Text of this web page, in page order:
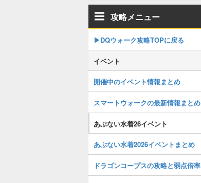
攻略メニュー
▶︎DQウォーク攻略TOPに戻る
イベント
開催中のイベント情報まとめ
スマートウォークの最新情報まとめ
あぶない水着26イベント
あぶない水着2026イベントまとめ
ドラゴンコープスの攻略と弱点倍率